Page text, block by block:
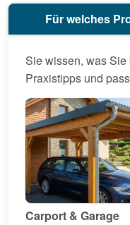
Für welches
Sie wissen, was
Praxistipps und
Carport & Garage